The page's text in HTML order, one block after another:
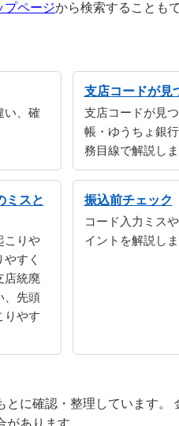
プページから検索することも
い、確
支店コードが見
支店コードが見
帳・ゆうちょ銀
務目線で解説しま
ミスと
こりや
すく
店統廃
、先頭
りやす
振込前チェック
コード入力ミス
イントを解説しま
に確認・整理しています。
あります。